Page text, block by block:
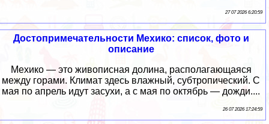
27 07 2026 6:20:59
Достопримечательности Мехико: список, фото и
описание
Мехико — это живописная долина, располагающаяся
между горами. Климат здесь влажный, субтропический. С
мая по апрель идут засухи, а с мая по октябрь — дожди....
26 07 2026 17:24:59